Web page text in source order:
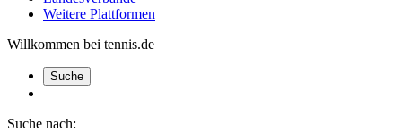
Weitere Plattformen
Willkommen bei tennis.de
Suche
Suche nach: